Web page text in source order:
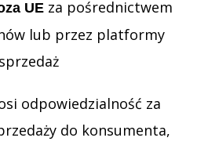
UE za pośrednictwem
lub przez platformy
odpowiedzialność za
do konsumenta,